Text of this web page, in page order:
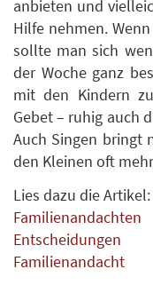
anbieten und
Hilfe nehmen.
sollte man sich
der Woche ganz
mit den Kindern
Gebet – ruhig auch
Auch Singen bringt
den Kleinen oft
Lies dazu die Artikel:
Entscheidungen
Familienandacht